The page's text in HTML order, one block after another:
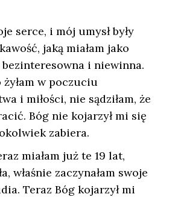
serce, i mój umysł były
jaką miałam jako
bezinteresowna i niewinna.
żyłam w poczuciu
i miłości, nie sądziłam, że
Bóg nie kojarzył mi się
zabiera.
miałam już te 19 lat,
właśnie zaczynałam swoje
Teraz Bóg kojarzył mi